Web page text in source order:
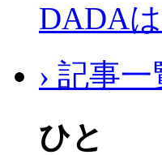
DADA
› 記事一
ひと